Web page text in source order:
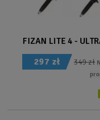
FIZAN LITE 4 -
297 zł 349 zł